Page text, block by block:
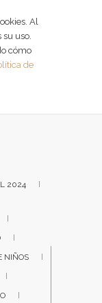
Al
uso.
cómo
de
2024
NIÑOS